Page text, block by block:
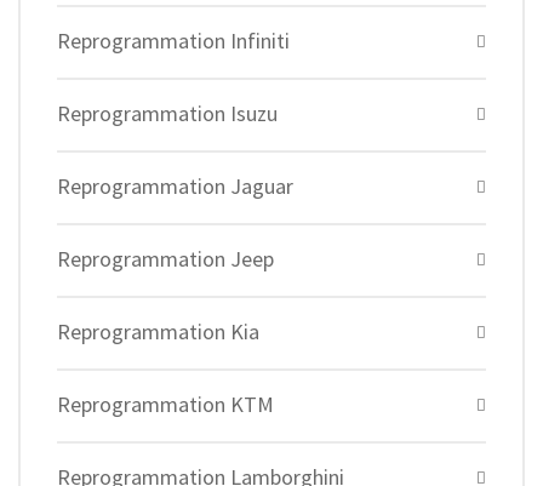
Reprogrammation Infiniti
Reprogrammation Isuzu
Reprogrammation Jaguar
Reprogrammation Jeep
Reprogrammation Kia
Reprogrammation KTM
Reprogrammation Lamborghini